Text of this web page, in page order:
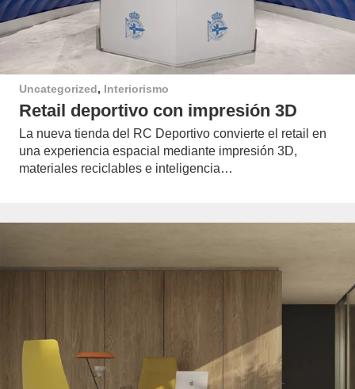
Uncategorized, Interiorismo
Retail deportivo con impresión 3D
La nueva tienda del RC Deportivo convierte el retail en
una experiencia espacial mediante impresión 3D,
materiales reciclables e inteligencia…